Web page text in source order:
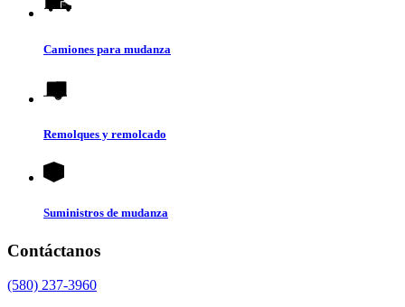
Camiones para mudanza
Remolques y remolcado
Suministros de mudanza
Contáctanos
(580) 237-3960